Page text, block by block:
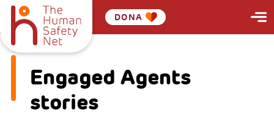
DONA
Engaged Agents
stories